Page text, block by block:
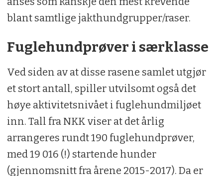
blant samtlige jakthundgrupper/raser.
Fuglehundprøver i særklasse
Ved siden av at disse rasene samlet utgjør
et stort antall, spiller utvilsomt også det
høye aktivitetsnivået i fuglehundmiljøet
inn. Tall fra NKK viser at det årlig
arrangeres rundt 190 fuglehundprøver,
med 19 016 (!) startende hunder
(gjennomsnitt fra årene 2015-2017). Da er